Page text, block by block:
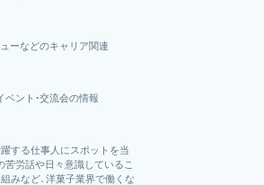
ーなどのキャリア関連
ント・交流会の情報
する仕事人にスポットを当
苦労話や日々意識しているこ
みなど、洋菓子業界で働くな